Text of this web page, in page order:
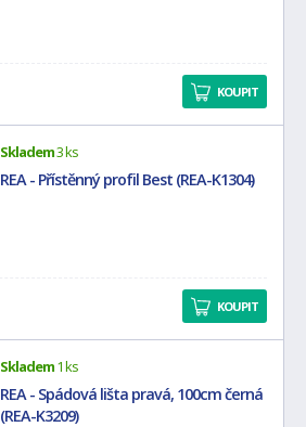
KOUPIT
Skladem3 ks
REA - Přístěnný profil Best (REA-K1304)
KOUPIT
Skladem1 ks
REA - Spádová lišta pravá, 100cm černá
(REA-K3209)